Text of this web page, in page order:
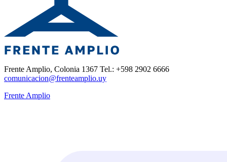
Frente Amplio, Colonia 1367 Tel.: +598 2902 6666
comunicacion@frenteamplio.uy
Frente Amplio